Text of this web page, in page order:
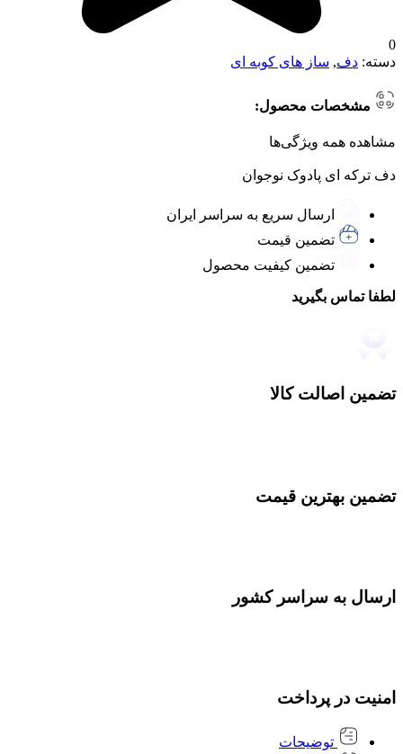
0
دسته: دف, ساز های کوبه ای
مشخصات محصول:
مشاهده همه ویژگی‌ها
دف ترکه ای پادوک نوجوان
ارسال سریع به سراسر ایران
تضمین قیمت
تضمین کیفیت محصول
لطفا تماس بگیرید
تضمین اصالت کالا
تضمین بهترین قیمت
ارسال به سراسر کشور
امنیت در پرداخت
توضیحات